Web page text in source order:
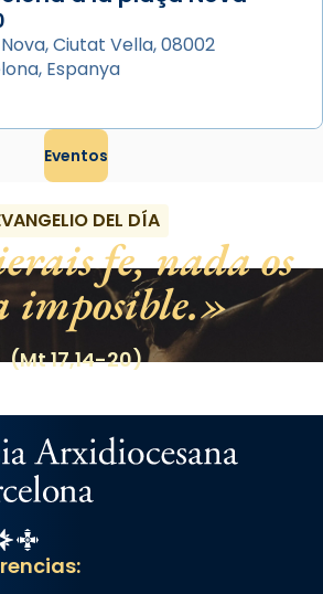
Ciutat Vella, 08002
Espanya
Eventos
DEL DÍA
fe, nada os
imposible.
(Mt 17,14-20)
Estel
Catalunya Cristiana